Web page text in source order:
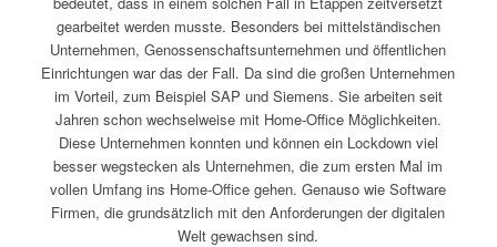
gearbeitet werden musste. Besonders bei mittelständischen
Unternehmen, Genossenschaftsunternehmen und öffentlichen
Einrichtungen war das der Fall. Da sind die großen Unternehmen
im Vorteil, zum Beispiel SAP und Siemens. Sie arbeiten seit
Jahren schon wechselweise mit Home-Office Möglichkeiten.
Diese Unternehmen konnten und können ein Lockdown viel
besser wegstecken als Unternehmen, die zum ersten Mal im
vollen Umfang ins Home-Office gehen. Genauso wie Software
Firmen, die grundsätzlich mit den Anforderungen der digitalen
Welt gewachsen sind.